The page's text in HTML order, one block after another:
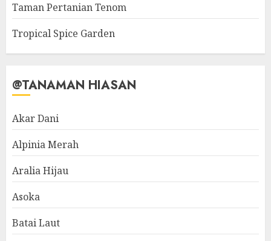
Taman Pertanian Tenom
Tropical Spice Garden
@TANAMAN HIASAN
Akar Dani
Alpinia Merah
Aralia Hijau
Asoka
Batai Laut